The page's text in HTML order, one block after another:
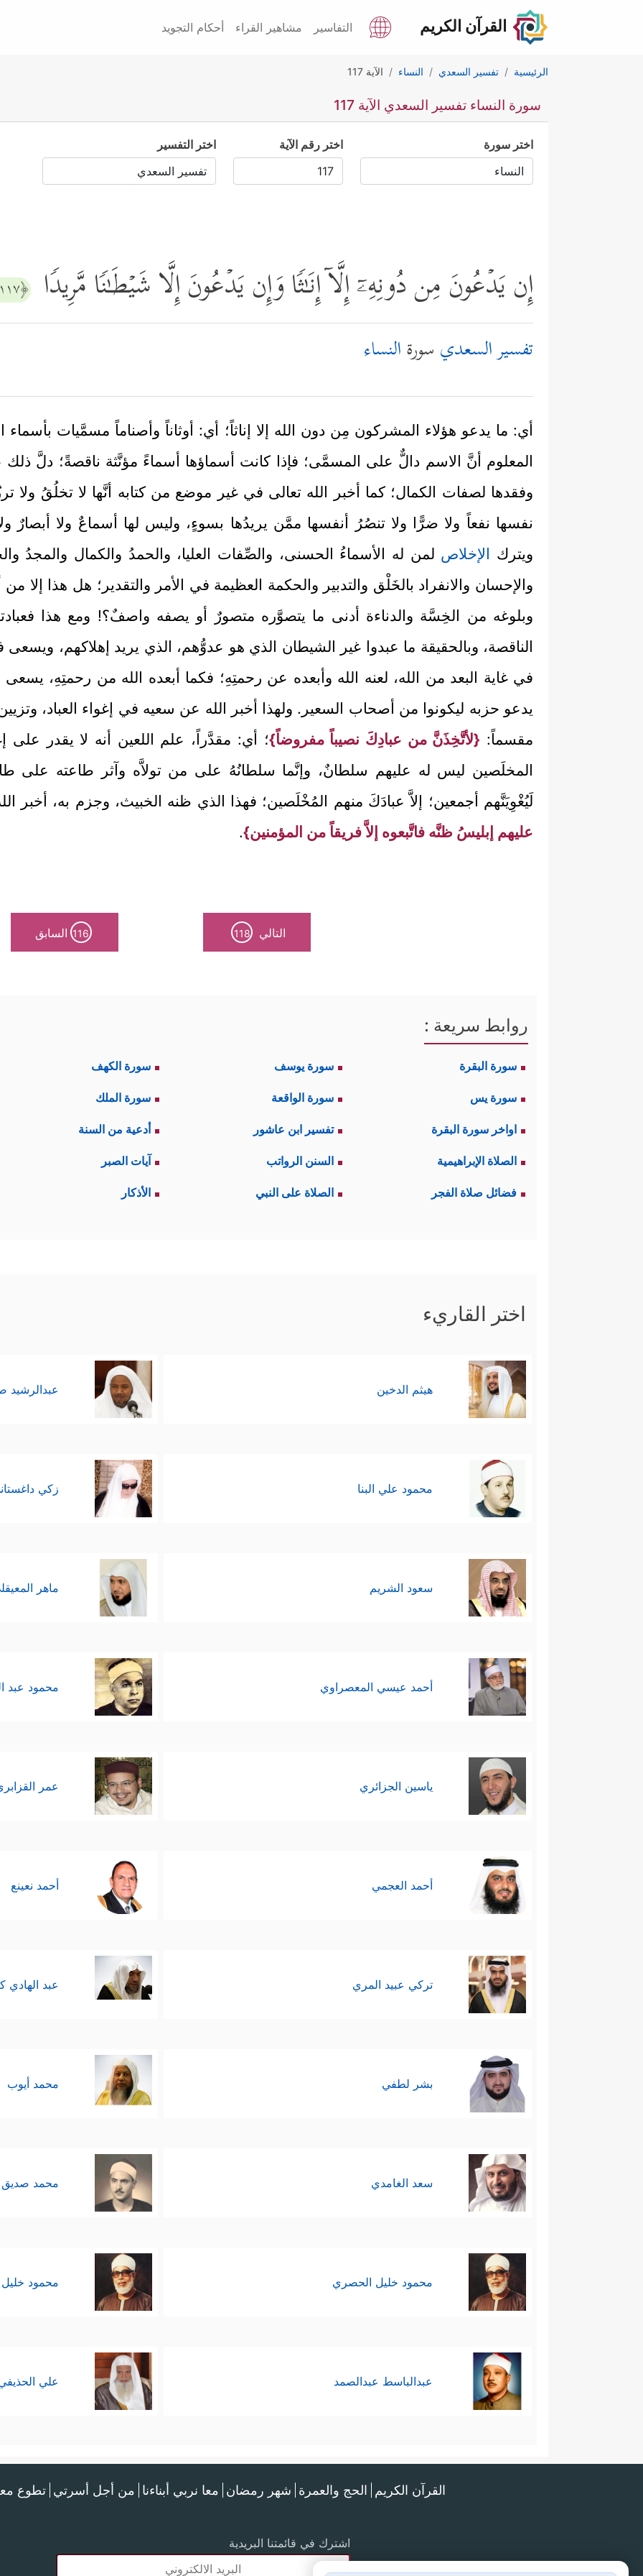
القرآن الكريم التفاسير مشاهير القراء أحكام التجويد
الرئيسية تفسير السعدي النساء الآية 117
سورة النساء تفسير السعدي الآية 117
اختر سورة اختر رقم الآية اختر التفسير
إِن یَدۡعُونَ مِن دُونِهِۦۤ إِلَّاۤ إِنَـٰثࣰا وَإِن یَدۡعُونَ إِلَّا شَیۡطَـٰنࣰا مَّرِیدࣰا ﴿١١٧﴾
تفسير السعدي سورةالنساء
أي: ما يدعو هؤلاء المشركون مِن دون الله إلا إناثاً؛ أي: أوثاناً وأصناماً مسمَّيات
المعلوم أنَّ الاسم دالٌّ على المسمَّى؛ فإذا كانت أسماؤها أسماءً مؤنَّثة ناقصةً؛ دلَّ
وفقدها لصفات الكمال؛ كما أخبر الله تعالى في غير موضع من كتابه أنَّها لا تخلُقُ ولا
نفسها نفعاً ولا ضرًّا ولا تنصُرُ أنفسها ممَّن يريدُها بسوءٍ، وليس لها أسماعٌ ولا أبصارٌ
ويترك الإخلاص لمن له الأسماءُ الحسنى، والصِّفات العليا، والحمدُ والكمال والمجدُ
والإحسان والانفراد بالخَلْق والتدبير والحكمة العظيمة في الأمر والتقدير؛ هل هذا إلا
وبلوغه من الخِسَّة والدناءة أدنى ما يتصوَّره متصورٌ أو يصفه واصفٌ؟! ومع هذا
الناقصة، وبالحقيقة ما عبدوا غير الشيطان الذي هو عدوُّهم، الذي يريد إهلاكهم،
في غاية البعد من الله، لعنه الله وأبعده عن رحمتِهِ؛ فكما أبعده الله من رحمتِهِ، يسعى
يدعو حزبه ليكونوا من أصحاب السعير. ولهذا أخبر الله عن سعيه في إغواء العباد،
مقسماً: {لأتَّخِذَنَّ من عبادِكَ نصيباً مفروضاً}؛ أي: مقدَّراً، علم اللعين أنه لا يقدر على
المخلَصين ليس له عليهم سلطانٌ، وإنَّما سلطانُهُ على من تولاَّه وآثر طاعته على
لَيُغْوِيَنَّهم أجمعين؛ إلاَّ عبادَكَ منهم المُخْلَصين؛ فهذا الذي ظنه الخبيث، وجزم به، أخبر
عليهم إبليسُ ظنَّه فاتَّبعوه إلاَّ فريقاً من المؤمنين}.
التالي 118
116 السابق
روابط سريعة :
سورة البقرة سورة يوسف سورة الكهف
سورة يس سورة الواقعة سورة الملك
اواخر سورة البقرة تفسير ابن عاشور أدعية من السنة
الصلاة الإبراهيمية السنن الرواتب آيات الصبر
فضائل صلاة الفجر الصلاة على النبي الأذكار
اختر القاريء
هيثم الدخين عبدالرشيد
محمود علي البنا زكي
سعود الشريم ماهر
أحمد عيسي المعصراوي محمود عبد
ياسين الجزائري عمر
أحمد العجمي أحمد نعينع
تركي عبيد المري عبد الهادي
بشر لطفي محمد أيوب
سعد الغامدي محمد صديق
محمود خليل الحصري محمود
عبدالباسط عبدالصمد علي
القرآن الكريم الحج والعمرة شهر رمضان معا نربي أبناءنا من أجل أسرتي تطوع
اشترك في قائمتنا البريدية